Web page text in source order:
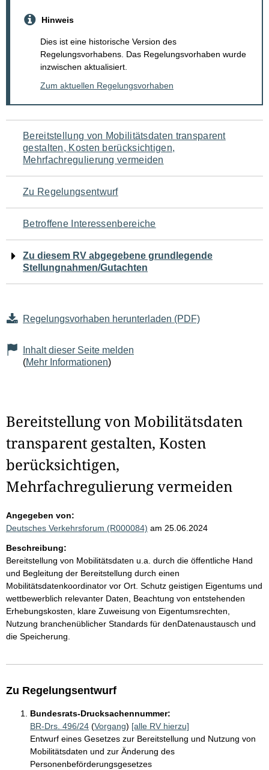
Hinweis
Dies ist eine historische Version des
Regelungsvorhabens. Das Regelungsvorhaben wurde
inzwischen aktualisiert.
Zum aktuellen Regelungsvorhaben
Navigation
für
den
Seiteninhalt
Bereitstellung von Mobilitätsdaten transparent
gestalten, Kosten berücksichtigen,
Mehrfachregulierung vermeiden
Zu Regelungsentwurf
Betroffene Interessenbereiche
Zu diesem RV abgegebene grundlegende
Stellungnahmen/Gutachten
Regelungsvorhaben herunterladen (PDF)
Inhalt dieser Seite melden
(Mehr Informationen)
Bereitstellung von Mobilitätsdaten
transparent gestalten, Kosten
berücksichtigen,
Mehrfachregulierung vermeiden
Angegeben von:
Deutsches Verkehrsforum (R000084) am 25.06.2024
Beschreibung:
Bereitstellung von Mobilitätsdaten u.a. durch die öffentliche Hand
und Begleitung der Bereitstellung durch einen
Mobilitätsdatenkoordinator vor Ort. Schutz geistigen Eigentums und
wettbewerblich relevanter Daten, Beachtung von entstehenden
Erhebungskosten, klare Zuweisung von Eigentumsrechten,
Nutzung branchenüblicher Standards für denDatenaustausch und
die Speicherung.
Zu Regelungsentwurf
Bundesrats-Drucksachennummer:
BR-Drs. 496/24 (Vorgang) [alle RV hierzu]
Entwurf eines Gesetzes zur Bereitstellung und Nutzung von
Mobilitätsdaten und zur Änderung des
Personenbeförderungsgesetzes